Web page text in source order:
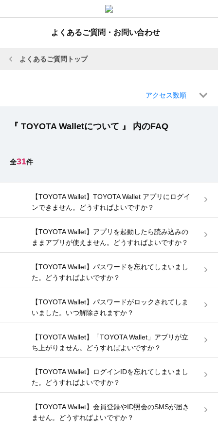
よくあるご質問・お問い合わせ
よくあるご質問トップ
アクセス数順
『 TOYOTA Walletについて 』 内のFAQ
31
【TOYOTA Wallet】TOYOTA Wallet アプリにログイ
ンできません。どうすればよいですか？
【TOYOTA Wallet】アプリを起動したら読み込みの
ままアプリが使えません。どうすればよいですか？
【TOYOTA Wallet】パスワードを忘れてしまいまし
た。どうすればよいですか？
【TOYOTA Wallet】パスワードがロックされてしま
いました。いつ解除されますか？
【TOYOTA Wallet】「TOYOTA Wallet」アプリが立
ち上がりません。どうすればよいですか？
【TOYOTA Wallet】ログインIDを忘れてしまいまし
た。どうすればよいですか？
【TOYOTA Wallet】会員登録やID照会のSMSが届き
ません。どうすればよいですか？